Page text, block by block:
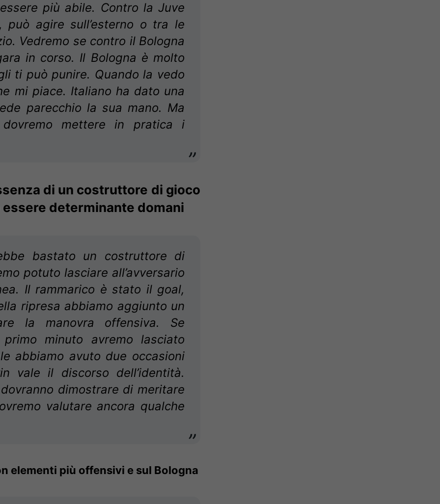
più abile. Contro la Juve
può agire sull’esterno o tra le
Vedremo se contro il Bologna
in corso. Il Bologna è molto
ti può punire. Quando la vedo
mi piace. Italiano ha dato una
parecchio la sua mano. Ma
mettere in pratica i
di un costruttore di gioco
determinante domani
bastato un costruttore di
potuto lasciare all’avversario
Il rammarico è stato il goal,
ripresa abbiamo aggiunto un
la manovra offensiva. Se
minuto avremo lasciato
abbiamo avuto due occasioni
vale il discorso dell’identità.
dimostrare di meritare
valutare ancora qualche
elementi più offensivi e sul Bologna